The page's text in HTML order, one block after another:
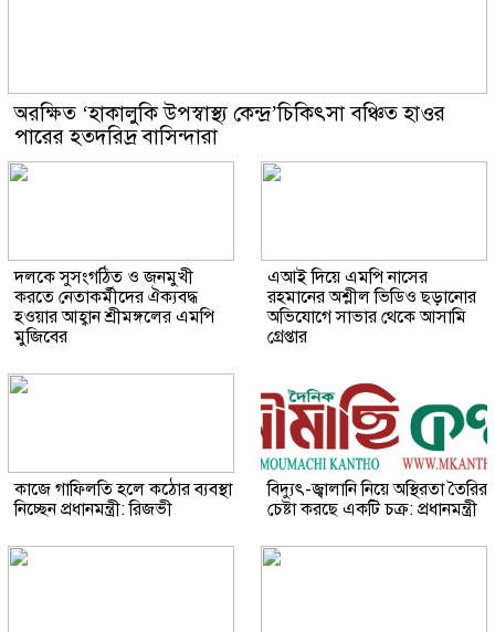
অরক্ষিত ‘হাকালুকি উপস্বাস্থ্য কেন্দ্র’চিকিৎসা বঞ্চিত হাওর
পারের হতদরিদ্র বাসিন্দারা
দলকে সুসংগঠিত ও জনমুখী
করতে নেতাকর্মীদের ঐক্যবদ্ধ
হওয়ার আহ্বান শ্রীমঙ্গলের এমপি
মুজিবের
এআই দিয়ে এমপি নাসের
রহমানের অশ্লীল ভিডিও ছড়ানোর
অভিযোগে সাভার থেকে আসামি
গ্রেপ্তার
কাজে গাফিলতি হলে কঠোর ব্যবস্থা
নিচ্ছেন প্রধানমন্ত্রী: রিজভী
বিদ্যুৎ-জ্বালানি নিয়ে অস্থিরতা তৈরির
চেষ্টা করছে একটি চক্র: প্রধানমন্ত্রী